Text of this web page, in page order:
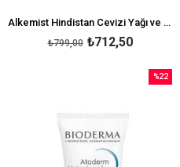
Alkemist Hindistan Cevizi Yağı ve Limon Yağı 200 ml
₺712,50
₺799,00
%22